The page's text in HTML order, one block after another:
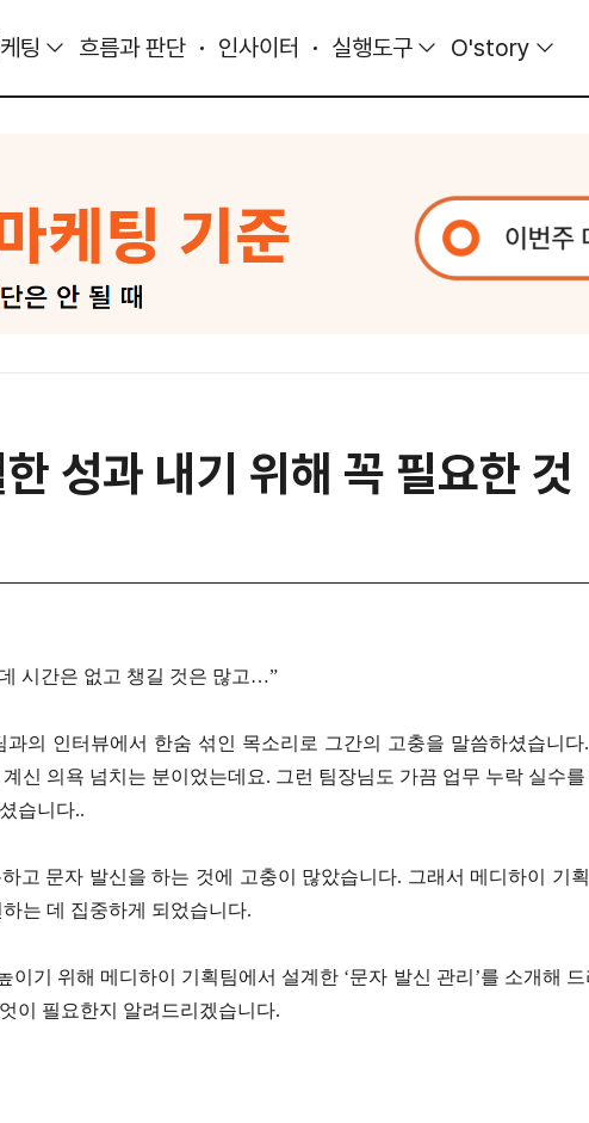
팅 흐름과 판단 인사이터 실행도구 O'story
성과 내기 위해 꼭 필요한 것
시간은 없고 챙길 것은 많고…”
의 인터뷰에서 한숨 섞인 목소리로 그간의 고충을 말씀하셨습니다
신 의욕 넘치는 분이었는데요. 그런 팀장님도 가끔 업무 누락 실수를
습니다..
고 문자 발신을 하는 것에 고충이 많았습니다. 그래서 메디하이 기
는 데 집중하게 되었습니다.
기 위해 메디하이 기획팀에서 설계한 ‘문자 발신 관리’를 소개해 드
이 필요한지 알려드리겠습니다.